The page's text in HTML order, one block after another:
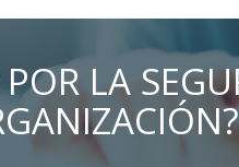
LA